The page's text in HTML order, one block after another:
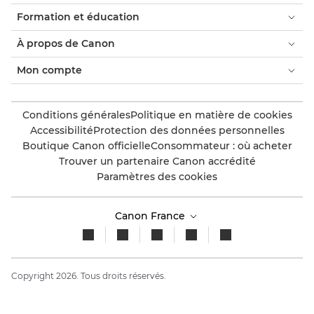
Formation et éducation
À propos de Canon
Mon compte
Conditions généralesPolitique en matière de cookies
AccessibilitéProtection des données personnelles
Boutique Canon officielleConsommateur : où acheter
Trouver un partenaire Canon accrédité
Paramètres des cookies
Canon France
Copyright 2026. Tous droits réservés.